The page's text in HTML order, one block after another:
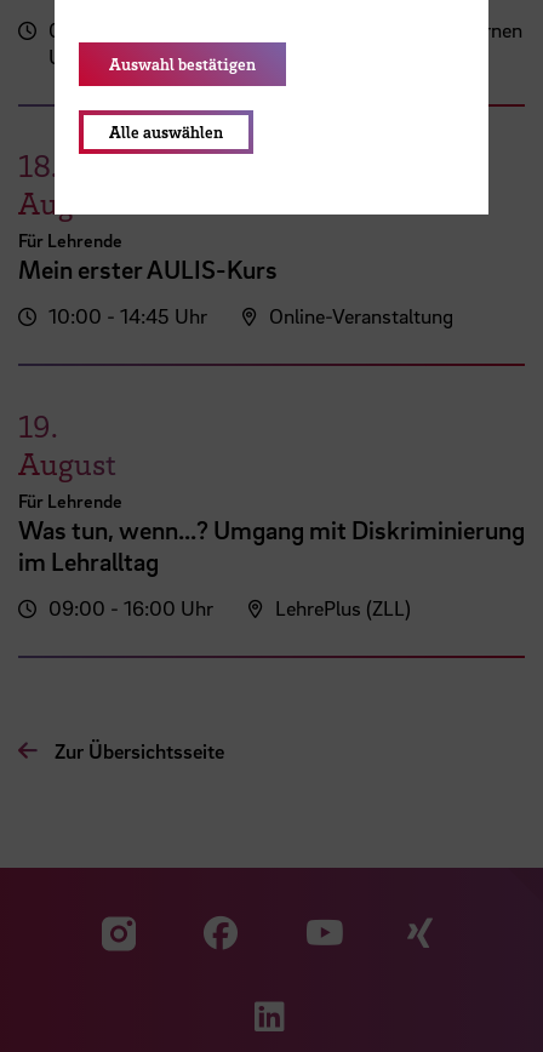
09:00 - 13:00
Uhr
Zentrum für Lehren und Lernen
(ZLL)
18.
August
Für Lehrende
Mein erster AULIS-Kurs
10:00 - 14:45 Uhr Online-Veranstaltung
19.
August
Für Lehrende
Was tun, wenn...? Umgang mit Diskriminierung
im Lehralltag
09:00 - 16:00 Uhr LehrePlus (ZLL)
Zur Übersichtsseite
Zu unserer Facebook
Zu
Zu unserer
Auswahl bestätigen
Alle auswählen